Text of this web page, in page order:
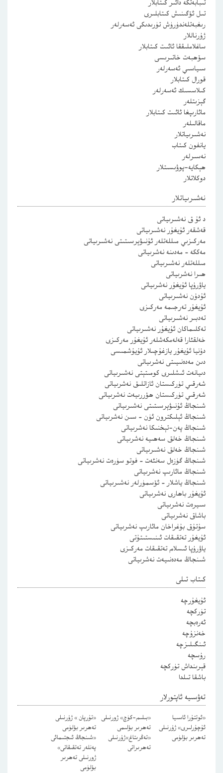
تىبابەتكە دائىر كىتابلار
تىل ئۆگىنىش كىتابلىرى
رىغبەتلەندۈرۈش تۈرىدىكى ئەسەرلەر
ژۇرناللار
ساغلاملىققا ئائىت كىتابلار
سۆھبەت خاتىرىسى
سىياسىي ئەسەرلەر
قورال كىتابلار
كىلاسسىك ئەسەرلەر
گېزىتلەر
مائارىپغا ئائىت كىتابلار
ماقالىلەر
نەشىرىياتلار
يانفون كىتاب
نەسىرلەر
ھېكايە-پوۋىسىتلار
دوكلاتلار
نەشىرىياتلار
د ئۇ ق نەشىرىياتى
قەشقەر ئۇيغۇر نەشىرىياتى
مەركىزىي مىللەتلەر ئۇنىۋېرسىتىتى نەشىرىياتى
مەككە – مەدىنە نەشرىياتى
مىللەتلەر نەشىرىياتى
ھىرا نەشرىياتى
ياۋرۇپا ئۇيغۇر نەشرىياتى
ئۇدۇن نەشىرىياتى
ئۇيغۇر تەرجىمە مەركىزى
تەدبىر نەشىرىياتى
تەكلىماكان ئۇيغۇر نەشىرىياتى
خەلقئارا قەلەمكەشلەر ئۇيغۇر مەركىزى
دۇنيا ئۇيغۇر يازغۇچىلار ئۇيۇشمىسى
دىن مەدەنىيىتى نەشرىياتى
دىيانەت ئىشلىرى كومىتېتى نەشىرىياتى
شەرقىي تۈركىستان ئازاتلىق نەشرىياتى
شەرقىي تۈركىستان ھۆررىيەت نەشرىياتى
شىنجاڭ ئۇنىۋېرسىتىتى نەشىرىياتى
شىنجاڭ ئېلىكترون ئۈن – سىن نەشرىياتى
شىنجاڭ پەن-تېخنىكا نەشرىياتى
شىنجاڭ خەلق سەھىيە نەشرىياتى
شىنجاڭ خەلق نەشىرىياتى
شىنجاڭ گۈزەل سەنئەت – فوتو سۈرەت نەشرىياتى
شىنجاڭ مائارىپ نەشرىياتى
شىنجاڭ ياشلار – ئۆسمۈرلەر نەشىرىياتى
ئۇيغۇر باھارى نەشرىياتى
سىيرەت نەشرىياتى
باشاق نەشرىياتى
سۇتۇق بۇغراخان مائارىپ نەشرىياتى
ئۇيغۇر تەتقىقات ئىنىستىتۇتى
ياۋرۇپا ئىسلام تەتقىقات مەركىزى
شىنجاڭ مەدەنىيەت نەشرىياتى
كىتاب تىلى
ئۇيغۇرچە
تۈركچە
ئەرەبچە
خەنزۇچە
ئىنگىلىزچە
رۇسچە
قېرىنداش تۈركچە
باشقا تىلدا
تەۋسىيە ئاپتورلار
«ئوتتۇرا ئاسىيا
ئۇچۇرلىرى» ژۇرنىلى
تەھرىر بۆلۈمى
«بىلىم-كۈچ» ژورنىلى
تەھرىر بۆلىمى
«تۇرپان » ژۇرنىلى
تەھرىر بۆلۈمى
«تەڭرىتاغ»ژۇرنىلى
تەھرىراتى
«شىنجاڭ ئىجتىمائى
پەنلەر تەتقىقاتى»
ژورنىلى تەھرىر
بۆلۈمى